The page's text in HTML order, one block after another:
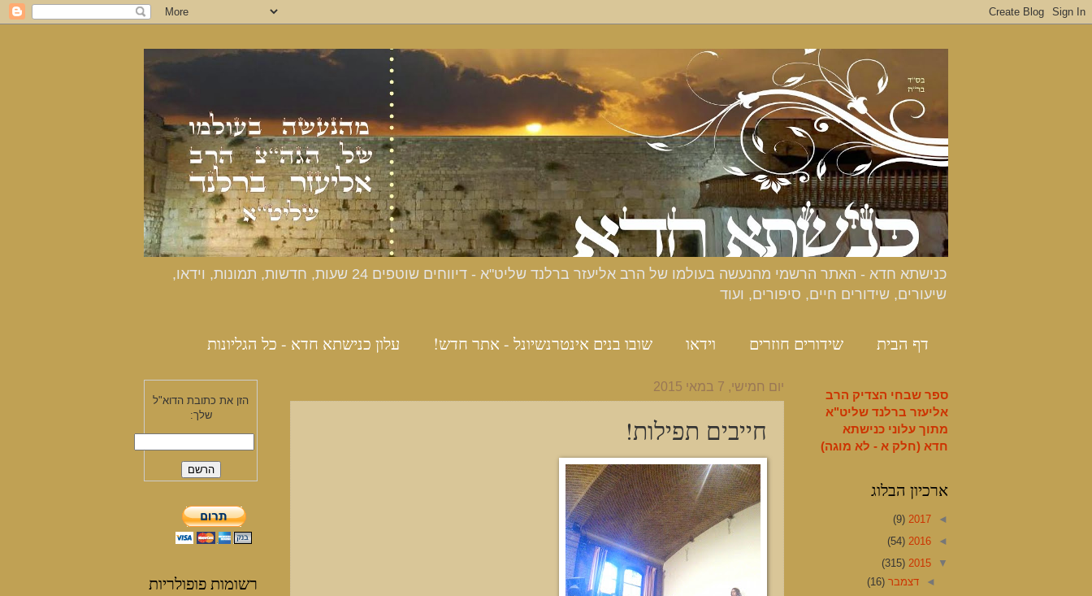
כנישתא חדא - האתר הרשמי מהנעשה בעולמו של הרב אליעזר ברלנד שליט"א - דיווחים שוטפים 24 שעות, חדשות, תמונות, וידאו,
שיעורים, שידורים חיים, סיפורים, ועוד
דף הבית שידורים חוזרים וידאו שובו בנים אינטרנשיונל - אתר חדש!
עלון כנישתא חדא - כל הגליונות
יום חמישי, 7 במאי 2015
חייבים תפילות!
הזן את כתובת הדוא"ל
שלך:
רשומות פופולריות
ספר שבחי הצדיק הרב
אליעזר ברלנד שליט"א
מתוך עלוני כנישתא
חדא (חלק א - לא מוגה)
ארכיון הבלוג
◄
2017
(9)
◄
2016
(54)
▼
2015
(315)
◄דצמבר(16)